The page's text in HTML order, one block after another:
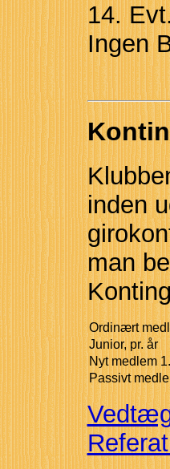
14.
Ingen
inden
man
Ordinært
Junior, pr. år
Nyt medlem
Passivt